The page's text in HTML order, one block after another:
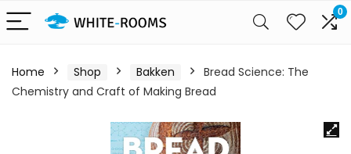
0
Home Shop Bakken
Bread Science: The
Chemistry and Craft of Making Bread